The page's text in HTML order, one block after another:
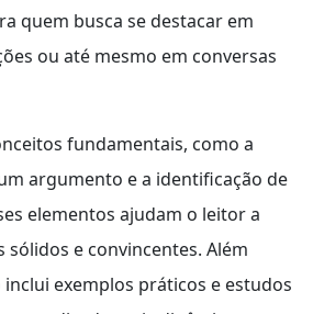
quem busca se destacar em
ou até mesmo em conversas
fundamentais, como a
argumento e a identificação de
elementos ajudam o leitor a
e convincentes. Além
inclui exemplos práticos e estudos